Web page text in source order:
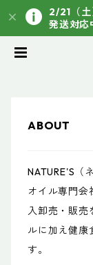
2/21（土
発送対
ABOUT
NATURE'S（
オイル専門会
入卸売・販売
ルに加え健康
す。